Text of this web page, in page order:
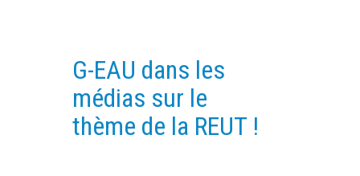
GEOGRAPHIC LOCATIONS
CURRENT PROJECTS
COMPLETED PROJECTS
G-EAU dans les
médias sur le
thème de la REUT !